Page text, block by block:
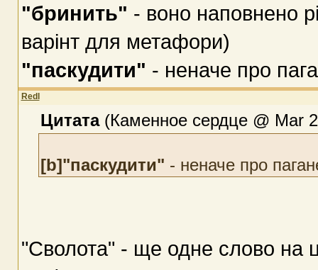
"бринить" - воно наповнено
варінт для метафори)
"паскудити" - неначе про
Redl
Цитата(Каменное сердце @ Mar
[b]"паскудити" - неначе про
"Сволота" - ще одне слово на